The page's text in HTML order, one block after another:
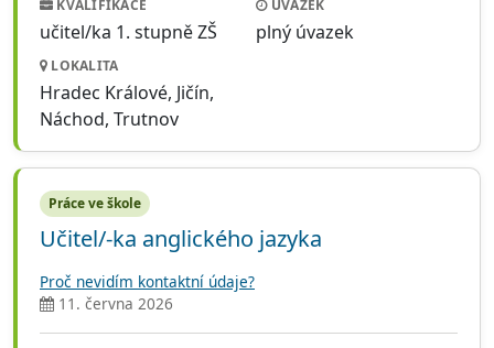
KVALIFIKACE
učitel/ka 1. stupně ZŠ
ÚVAZEK
plný úvazek
LOKALITA
Hradec Králové, Jičín,
Náchod, Trutnov
Práce ve škole
Učitel/-ka anglického jazyka
Proč nevidím kontaktní údaje?
11. června 2026